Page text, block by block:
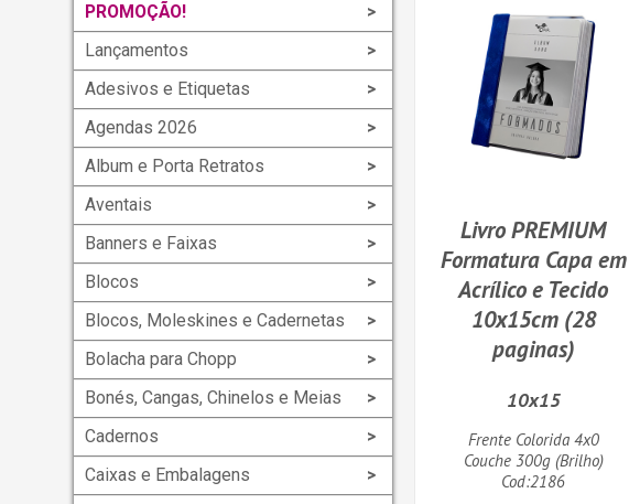
PROMOÇÃO!
Lançamentos
Adesivos e Etiquetas
Agendas 2026
Album e Porta Retratos
Aventais
Banners e Faixas
Blocos
Blocos, Moleskines e Cadernetas
Bolacha para Chopp
Bonés, Cangas, Chinelos e Meias
Cadernos
Caixas e Embalagens
Livro PREMIUM
Formatura Capa em
Acrílico e Tecido
10x15cm (28
paginas)
10x15
Frente Colorida 4x0
Couche 300g (Brilho)
Cod:2186